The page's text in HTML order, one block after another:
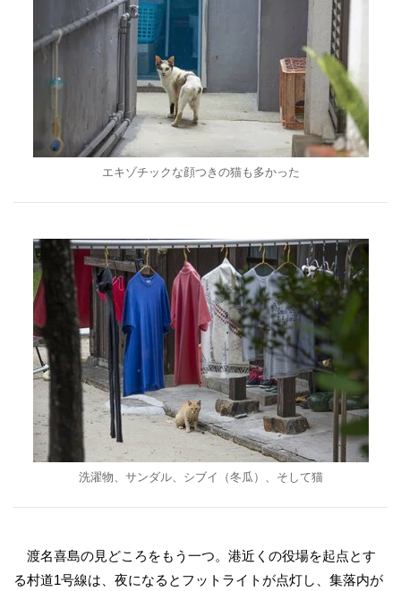
エキゾチックな顔つきの猫も多かった
洗濯物、サンダル、シブイ（冬瓜）、そして猫
渡名喜島の見どころをもう一つ。港近くの役場を起点とす
る村道1号線は、夜になるとフットライトが点灯し、集落内が